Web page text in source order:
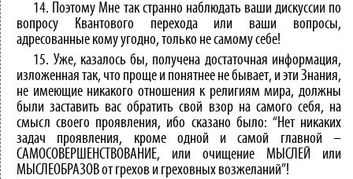
14. Поэтому Мне так странно наблюдать ваши дискуссии по
вопросу Квантового перехода или ваши вопросы,
адресованные кому угодно, только не самому себе!
15. Уже, казалось бы, получена достаточная информация,
изложенная так, что проще и понятнее не бывает, и эти Знания,
не имеющие никакого отношения к религиям мира, должны
были заставить вас обратить свой взор на самого себя, на
смысл своего проявления, ибо сказано было: “Нет никаких
задач проявления, кроме одной и самой главной –
САМОСОВЕРШЕНСТВОВАНИЕ, или очищение МЫСЛЕЙ или
МЫСЛЕОБРАЗОВ от грехов и греховных возжеланий”!